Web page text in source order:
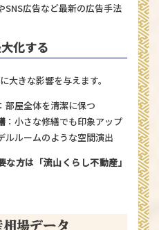
SNS広告など最新の広告手法
化する
大きな影響を与えます。
：部屋全体を清潔に保つ
：小さな修繕でも印象アップ
ルルームのような空間演出
方は「流山くらし不動産」
場データ